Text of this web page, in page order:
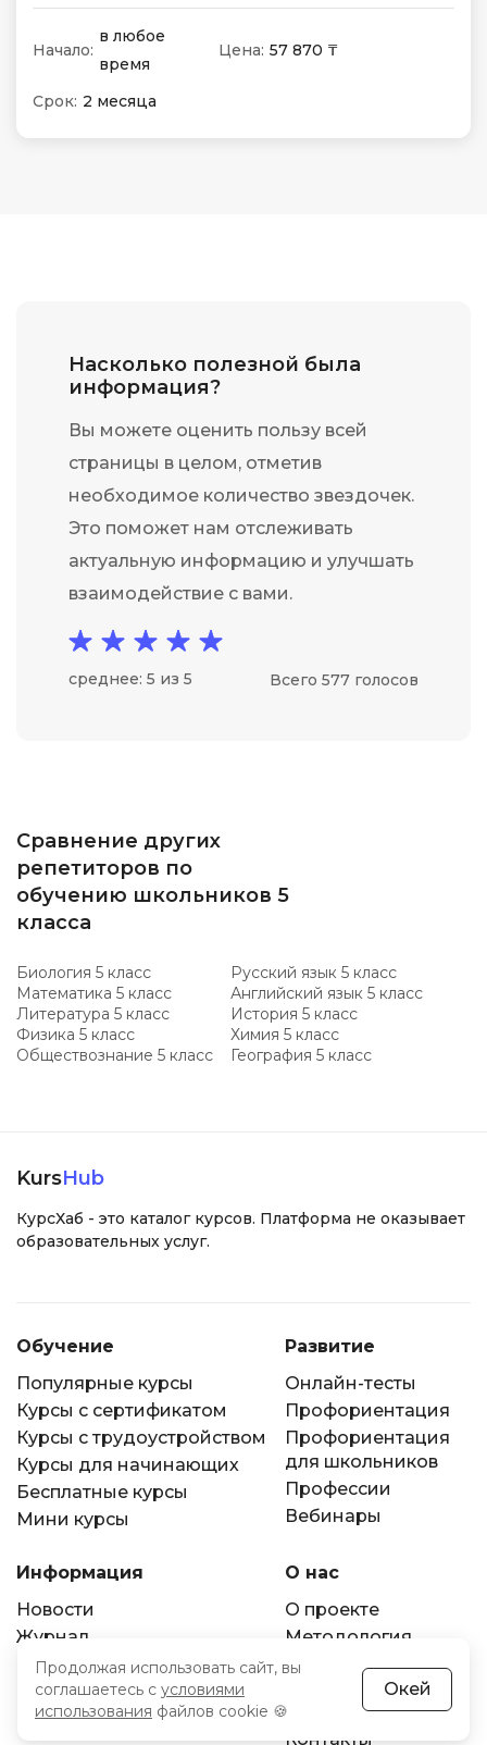
Начало:
в любое
время
Цена: 57 870 ₸
Срок: 2 месяца
Насколько полезной была
информация?
Вы можете оценить пользу всей
страницы в целом, отметив
необходимое количество звездочек.
Это поможет нам отслеживать
актуальную информацию и улучшать
взаимодействие с вами.
среднее: 5 из 5 Всего 577 голосов
Сравнение других
репетиторов по
обучению школьников 5
класса
Биология 5 класс
Русский язык 5 класс
Математика 5 класс
Английский язык 5 класс
Литература 5 класс
История 5 класс
Физика 5 класс
Химия 5 класс
Обществознание 5 класс
География 5 класс
KursHub
КурсХаб - это каталог курсов. Платформа не оказывает
образовательных услуг.
Обучение
Популярные курсы
Курсы с сертификатом
Курсы с трудоустройством
Курсы для начинающих
Бесплатные курсы
Мини курсы
Развитие
Онлайн-тесты
Профориентация
Профориентация
для школьников
Профессии
Вебинары
Информация
Новости
Журнал
Партнерам
О нас
О проекте
Методология
оценки
СМИ и наши
премии
Контакты
Продолжая использовать сайт, вы
соглашаетесь с условиями
использования файлов cookie 🍪
Окей